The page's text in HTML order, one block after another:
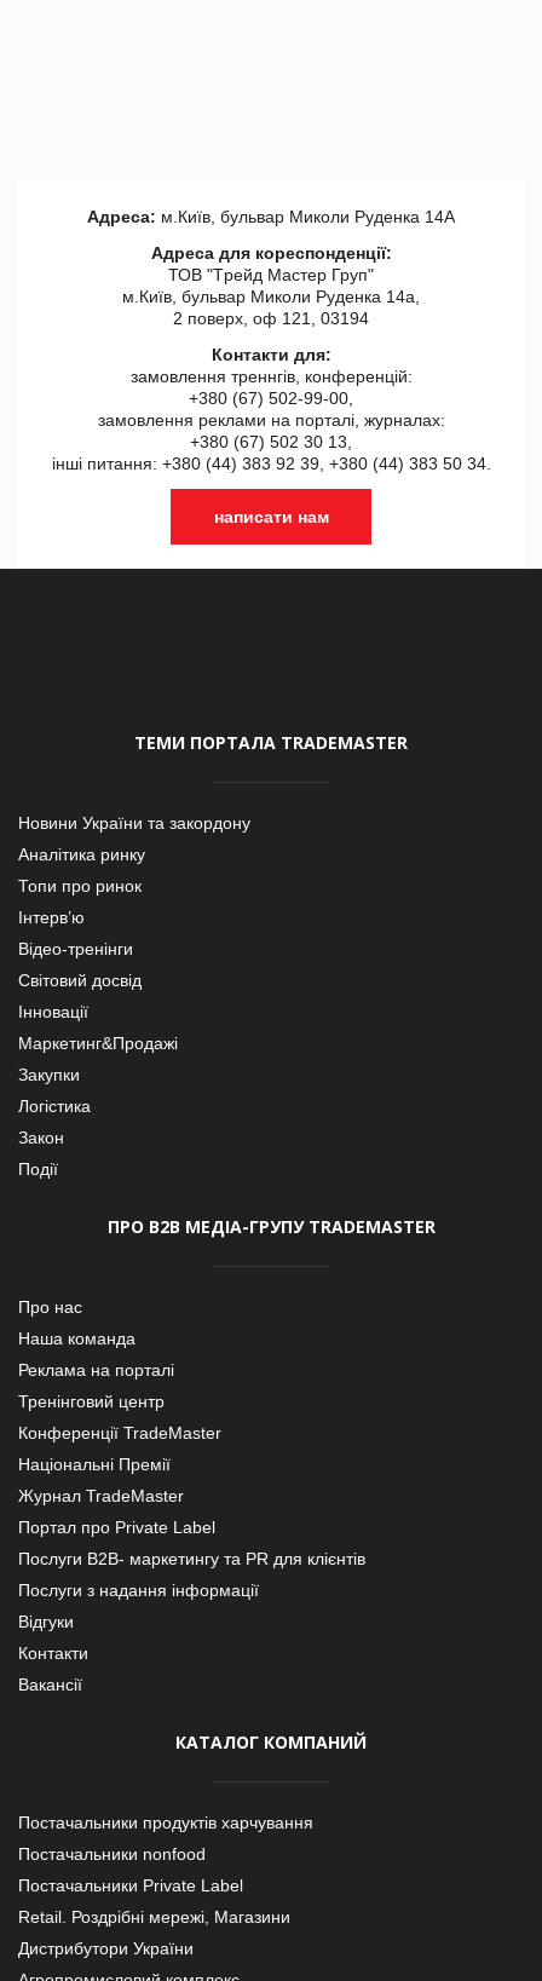
Адреса: м.Київ, бульвар Миколи Руденка 14А
Адреса для кореспонденції:
ТОВ "Tрейд Мастер Груп"
м.Київ, бульвар Миколи Руденка 14а,
2 поверх, оф 121, 03194
Контакти для:
замовлення треннгів, конференцій:
+380 (67) 502-99-00,
замовлення реклами на порталі, журналах:
+380 (67) 502 30 13,
інші питання: +380 (44) 383 92 39, +380 (44) 383 50 34.
написати нам
ТЕМИ ПОРТАЛА TRADEMASTER
Новини України та закордону
Аналітика ринку
Топи про ринок
Інтерв’ю
Відео-тренінги
Світовий досвід
Інновації
Маркетинг&Продажі
Закупки
Логістика
Закон
Події
ПРО В2В МЕДІА-ГРУПУ TRADEMASTER
Про нас
Наша команда
Реклама на порталі
Тренінговий центр
Конференції TradeMaster
Національні Премії
Журнал TradeMaster
Портал про Private Label
Послуги В2В- маркетингу та PR для клієнтів
Послуги з надання інформації
Відгуки
Контакти
Вакансії
КАТАЛОГ КОМПАНИЙ
Постачальники продуктів харчування
Постачальники nonfood
Постачальники Private Label
Retail. Роздрібні мережі, Магазини
Дистрибутори України